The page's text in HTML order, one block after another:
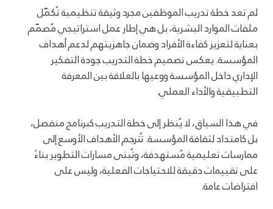
لم تعد خطة تدريب الموظفين مجرد وثيقة تنظيمية تُكمّل
ملفات الموارد البشرية، بل هي إطار عمل استراتيجي مُصمّم
بعناية لتعزيز كفاءة الأفراد وضمان جاهزيتهم لدعم أهداف
المؤسسة. يعكس تصميم خطة التدريب جودة التفكير
الإداري داخل المؤسسة ووعيها بالعلاقة بين المعرفة
التطبيقية والأداء العملي.
في هذا السياق، لا يُنظر إلى خطة التدريب كبرنامج منفصل،
بل كامتداد لثقافة المؤسسة. تُترجم الأهداف الأوسع إلى
ممارسات تعليمية مُستهدفة، وتُبنى مسارات التطوير بناءً
على تقييمات دقيقة للاحتياجات الفعلية، وليس على
افتراضات عامة.